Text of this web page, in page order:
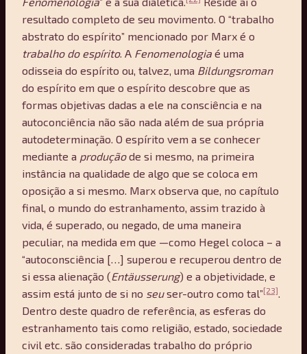
resultado completo de seu movimento. O “trabalho
abstrato do espírito” mencionado por Marx é o
trabalho do espírito. A Fenomenologia é uma
odisseia do espírito ou, talvez, uma Bildungsroman
do espírito em que o espírito descobre que as
formas objetivas dadas a ele na consciência e na
autoconciência não são nada além de sua própria
autodeterminação. O espírito vem a se conhecer
mediante a produçãode si mesmo, na primeira
instância na qualidade de algo que se coloca em
oposição a si mesmo. Marx observa que, no capítulo
final, o mundo do estranhamento, assim trazido à
vida, é superado, ou negado, de uma maneira
peculiar, na medida em que —como Hegel coloca – a
“autoconsciência […] superou e recuperou dentro de
si essa alienação (Entäusserung) e a objetividade, e
assim está junto de si no seuser-outro como tal”[23].
Dentro deste quadro de referência, as esferas do
estranhamento tais como religião, estado, sociedade
civil etc. são consideradas trabalho do próprio